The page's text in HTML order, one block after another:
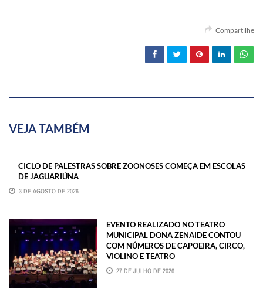
Compartilhe
VEJA TAMBÉM
CICLO DE PALESTRAS SOBRE ZOONOSES COMEÇA EM ESCOLAS
DE JAGUARIÚNA
3 DE AGOSTO DE 2026
EVENTO REALIZADO NO TEATRO
MUNICIPAL DONA ZENAIDE CONTOU
COM NÚMEROS DE CAPOEIRA, CIRCO,
VIOLINO E TEATRO
27 DE JULHO DE 2026